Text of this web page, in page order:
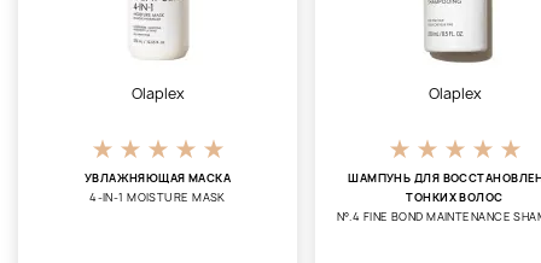
Olaplex
УВЛАЖНЯЮЩАЯ МАСКА
4-IN-1 MOISTURE MASK
Olaplex
ШАМПУНЬ ДЛЯ
ТОНКИХ ВОЛОС
N°.4 FINE BOND MAINTENANCE